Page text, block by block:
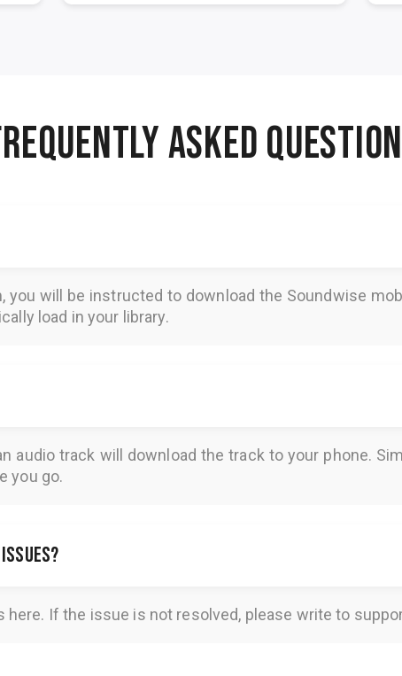
ASKED
you will be instructed to download the Soundwise
load in your library.
audio track will download the track to your phone.
you go.
here. If the issue is not resolved, please write to